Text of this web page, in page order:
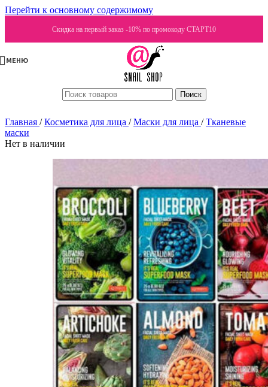
Перейти к основному содержимому
Скидка на первый заказ -10% по промокоду СТАРТ10
МЕНЮ
Поиск
Главная / Косметика для лица / Маски для лица / Тканевые
маски
Нет в наличии